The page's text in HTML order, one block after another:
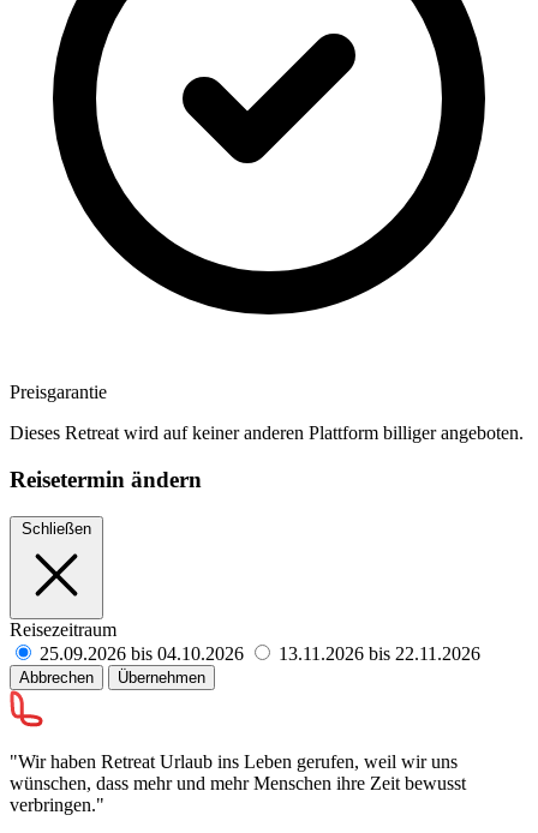
Preisgarantie
Dieses Retreat wird auf keiner anderen Plattform billiger angeboten.
Reisetermin ändern
Schließen
Reisezeitraum
25.09.2026 bis 04.10.2026
13.11.2026 bis 22.11.2026
Abbrechen Übernehmen
"Wir haben Retreat Urlaub ins Leben gerufen, weil wir uns
wünschen, dass mehr und mehr Menschen ihre Zeit bewusst
verbringen."